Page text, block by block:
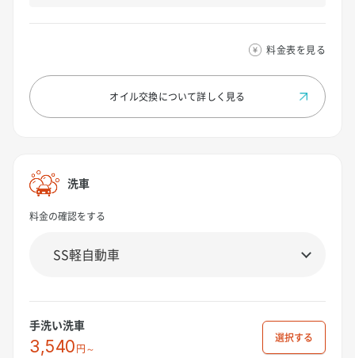
料金表を見る
オイル交換について詳しく見る
洗車
料金の確認をする
手洗い洗車
3,540円～
選択